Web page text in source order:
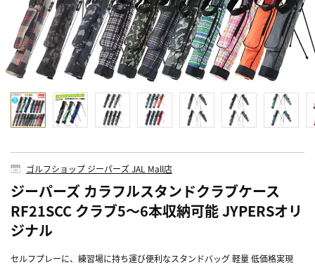
ゴルフショップ ジーパーズ JAL Mall店
ジーパーズ カラフルスタンドクラブケース
RF21SCC クラブ5～6本収納可能 JYPERSオリ
ジナル
セルフプレーに、練習場に持ち運び便利なスタンドバッグ 軽量 低価格実現